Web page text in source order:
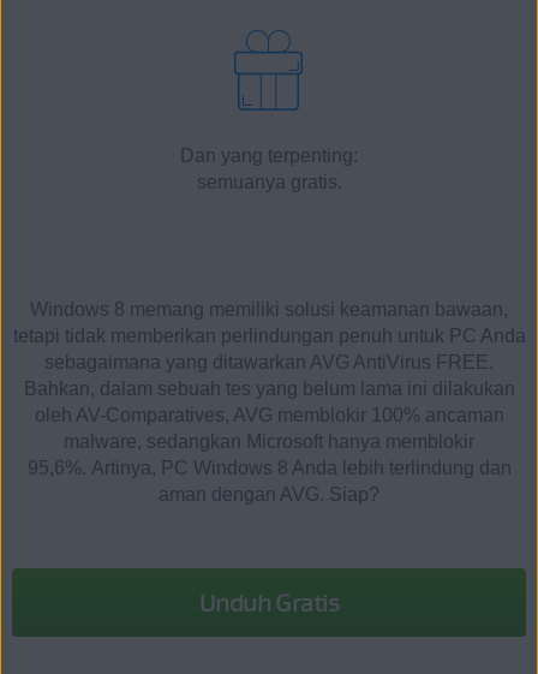
Dan yang terpenting:
semuanya gratis.
Windows 8 memang memiliki solusi keamanan bawaan,
tetapi tidak memberikan perlindungan penuh untuk PC Anda
sebagaimana yang ditawarkan AVG AntiVirus FREE.
Bahkan, dalam sebuah tes yang belum lama ini dilakukan
oleh AV-Comparatives, AVG memblokir 100% ancaman
malware, sedangkan Microsoft hanya memblokir
95,6%. Artinya, PC Windows 8 Anda lebih terlindung dan
aman dengan AVG. Siap?
Unduh Gratis